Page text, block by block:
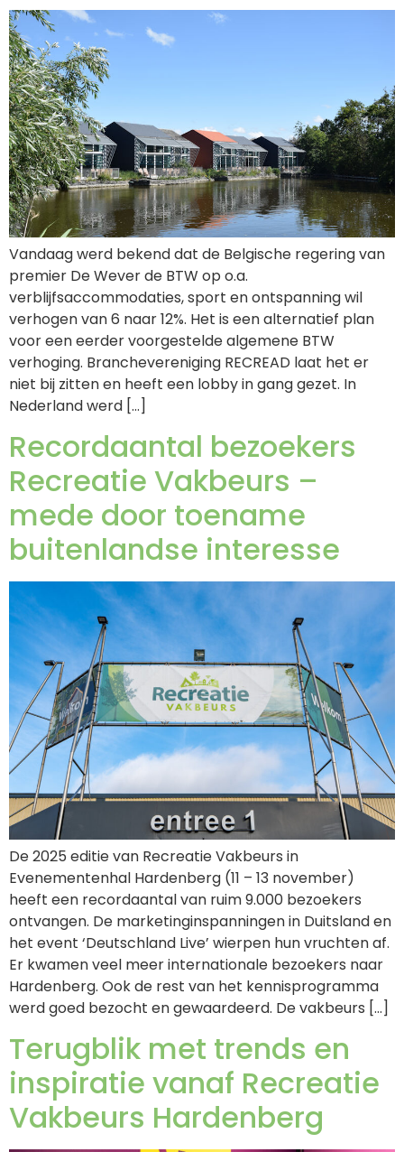
Vandaag werd bekend dat de Belgische regering van
premier De Wever de BTW op o.a.
verblijfsaccommodaties, sport en ontspanning wil
verhogen van 6 naar 12%. Het is een alternatief plan
voor een eerder voorgestelde algemene BTW
verhoging. Branchevereniging RECREAD laat het er
niet bij zitten en heeft een lobby in gang gezet. In
Nederland werd […]
Recordaantal bezoekers
Recreatie Vakbeurs –
mede door toename
buitenlandse interesse
De 2025 editie van Recreatie Vakbeurs in
Evenementenhal Hardenberg (11 – 13 november)
heeft een recordaantal van ruim 9.000 bezoekers
ontvangen. De marketinginspanningen in Duitsland en
het event ‘Deutschland Live’ wierpen hun vruchten af.
Er kwamen veel meer internationale bezoekers naar
Hardenberg. Ook de rest van het kennisprogramma
werd goed bezocht en gewaardeerd. De vakbeurs […]
Terugblik met trends en
inspiratie vanaf Recreatie
Vakbeurs Hardenberg